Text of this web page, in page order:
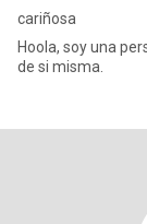
cariñosa
Hoola, soy una
de si misma.